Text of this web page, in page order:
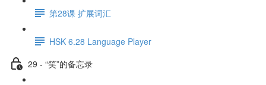
第28课 扩展词汇
HSK 6.28 Language Player
29 - “笑”的备忘录